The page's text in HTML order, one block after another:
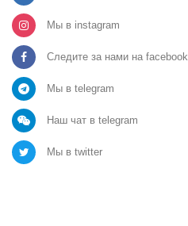
Мы в instagram
Следите за нами на facebook
Мы в telegram
Наш чат в telegram
Мы в twitter